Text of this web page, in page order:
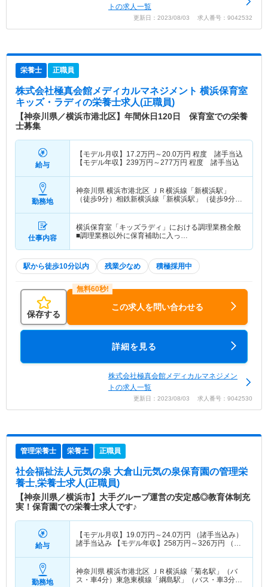
トの求人一覧
更新日：2023/08/03 求人番号：9042532
栄養士 正職員
株式会社極真会館メディカルマネジメント 横浜保育室
キッズ・ラディの栄養士求人(正職員)
【神奈川県／横浜市港北区】年間休日120日 保育室での栄養
士募集
給与
【モデル月収】 17.2万円～20.0万円 程度 諸手当込
【モデル年収】 239万円～277万円 程度 諸手当込
勤務地
神奈川県 横浜市港北区 ＪＲ横浜線「新横浜駅」
（徒歩9分）相鉄新横浜線「新横浜駅」（徒歩9分）
仕事内容
横浜保育室「キッズラディ」における調理業務全般
■調理業務以外に保育補助に入っ…
駅から徒歩10分以内 残業少なめ 積極採用中
保存する
この求人を問い合わせる
詳細を見る
株式会社極真会館メディカルマネジメン
トの求人一覧
更新日：2023/08/03 求人番号：9042530
管理栄養士 栄養士 正職員
社会福祉法人元気の泉 大倉山元気の泉保育園の管理栄
養士,栄養士求人(正職員)
【神奈川県／横浜市】大手グループ運営の安定感◎教育体制充
実！保育園での栄養士求人です♪
給与
【モデル月収】 19.0万円～24.0万円
（諸手当込み）
諸手当込み 【モデル年収】 258万円～326万円
（諸
勤務地
神奈川県 横浜市港北区 ＪＲ横浜線「菊名駅」（バ
ス・車4分）東急東横線「綱島駅」（バス・車3分）